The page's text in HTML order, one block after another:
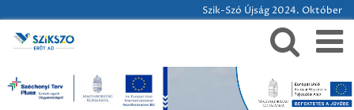
Szik-Szó Újság 2024. Október